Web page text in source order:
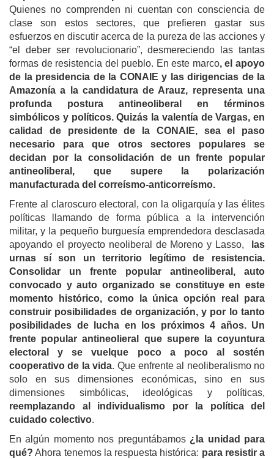
Quienes no comprenden ni cuentan con consciencia de
clase son estos sectores, que prefieren gastar sus
esfuerzos en discutir acerca de la pureza de las acciones y
“el deber ser revolucionario”, desmereciendo las tantas
formas de resistencia del pueblo. En este marco, el apoyo
de la presidencia de la CONAIE y las dirigencias de la
Amazonía a la candidatura de Arauz, representa una
profunda postura antineoliberal en términos
simbólicos y políticos. Quizás la valentía de Vargas, en
calidad de presidente de la CONAIE, sea el paso
necesario para que otros sectores populares se
decidan por la consolidación de un frente popular
antineoliberal, que supere la polarización
manufacturada del correísmo-anticorreísmo.
Frente al claroscuro electoral, con la oligarquía y las élites
políticas llamando de forma pública a la intervención
militar, y la pequeño burguesía emprendedora desclasada
apoyando el proyecto neoliberal de Moreno y Lasso,
las
urnas sí son un territorio legítimo de resistencia.
Consolidar un frente popular antineoliberal, auto
convocado y auto organizado se constituye en este
momento histórico, como la única opción real para
construir posibilidades de organización, y por lo tanto
posibilidades de lucha en los próximos 4 años. Un
frente popular antineolieral que supere la coyuntura
electoral y se vuelque poco a poco al sostén
cooperativo de la vida. Que enfrente al neoliberalismo no
solo en sus dimensiones económicas, sino en sus
dimensiones simbólicas, ideológicas y políticas,
reemplazando al individualismo por la política del
cuidado colectivo.
En algún momento nos preguntábamos ¿la unidad para
qué? Ahora tenemos la respuesta histórica: para resistir a